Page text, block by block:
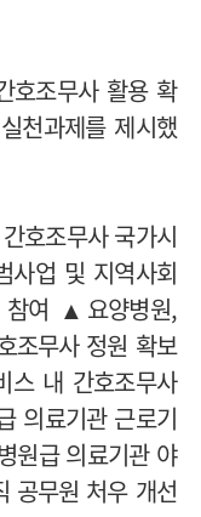
호조무사 활용 확
천과제를 제시했
호조무사 국가시
업 및 지역사회
참여 ▲요양병원,
조무사 정원 확보
스 내 간호조무사
의료기관 근로기
원급 의료기관 야
공무원 처우 개선